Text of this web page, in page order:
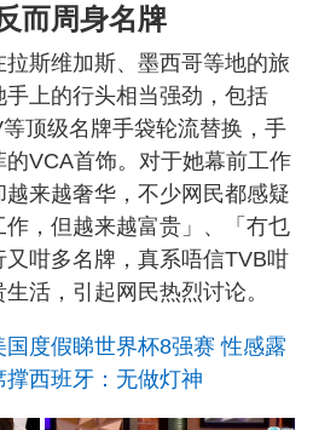
而周身名牌
斯维加斯、墨西哥等地的旅
上的行头相当强劲，包括
顶级名牌手袋轮流替换，手
VCA首饰。对于她幕前工作
来越奢华，不少网民都感疑
，但越来越富贵」、「冇乜
咁多名牌，真系唔信TVB咁
活，引起网民热烈讨论。
国度假睇世界杯8强赛 性感露
西班牙：无做灯神